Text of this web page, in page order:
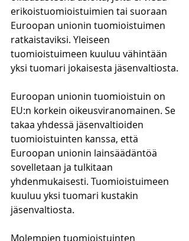
erikoistuomioistuimien tai suoraan
Euroopan unionin tuomioistuimen
ratkaistaviksi. Yleiseen
tuomioistuimeen kuuluu vähintään
yksi tuomari jokaisesta jäsenvaltiosta.
Euroopan unionin tuomioistuin on
EU:n korkein oikeusviranomainen. Se
takaa yhdessä jäsenvaltioiden
tuomioistuinten kanssa, että
Euroopan unionin lainsäädäntöä
sovelletaan ja tulkitaan
yhdenmukaisesti. Tuomioistuimeen
kuuluu yksi tuomari kustakin
jäsenvaltiosta.
Molempien tuomioistuinten